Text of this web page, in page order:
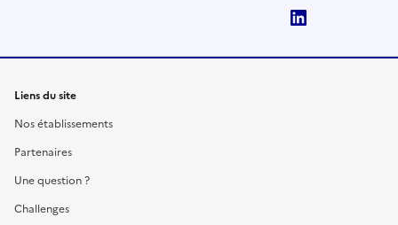
Liens du site
Nos établissements
Partenaires
Une question ?
Challenges